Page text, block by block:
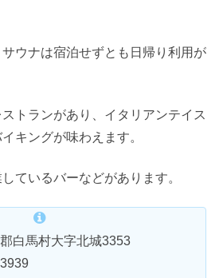
ウナは宿泊せずとも日帰り利用が
トランがあり、イタリアンテイス
キングが味わえます。
ているバーなどがあります。
白馬村大字北城3353